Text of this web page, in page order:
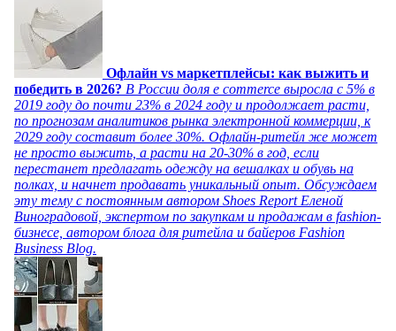
Офлайн vs маркетплейсы: как выжить и
победить в 2026? В России доля e commerce выросла с 5% в
2019 году до почти 23% в 2024 году и продолжает расти,
по прогнозам аналитиков рынка электронной коммерции, к
2029 году составит более 30%. Офлайн-ритейл же может
не просто выжить, а расти на 20-30% в год, если
перестанет предлагать одежду на вешалках и обувь на
полках, и начнет продавать уникальный опыт. Обсуждаем
эту тему с постоянным автором Shoes Report Еленой
Виноградовой, экспертом по закупкам и продажам в fashion-
бизнесе, автором блога для ритейла и байеров Fashion
Business Blog.